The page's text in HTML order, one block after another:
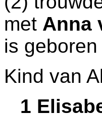
met Anna
is
Kind van
1